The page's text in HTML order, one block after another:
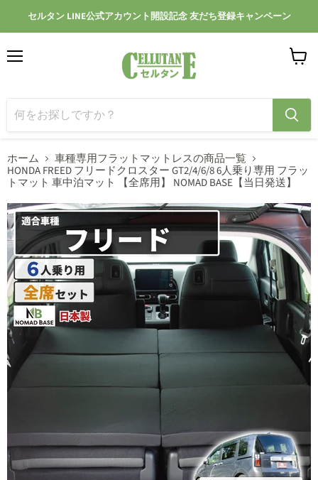
セルタン LINE公式アカウント開設記念 友だち登録キャンペーン
ー
見
ホーム
車種専用フラットマットレスの商品一覧
HONDA FREED フリードクロスター GT2/4/6/8 6人乗り専用 フラッ
トマット 車中泊マット 【全席用】 NOMAD BASE【当日発送】